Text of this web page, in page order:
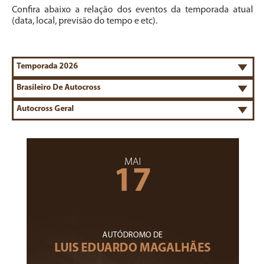
Confira abaixo a relação dos eventos da temporada atual
(data, local, previsão do tempo e etc).
MAI
17
AUTÓDROMO DE
LUIS EDUARDO MAGALHÃES